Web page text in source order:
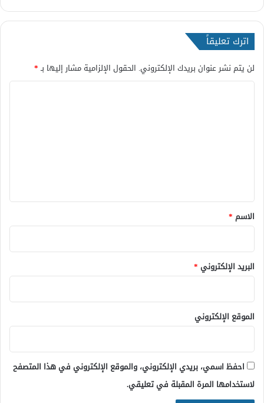
اترك تعليقاً
لن يتم نشر عنوان بريدك الإلكتروني. الحقول الإلزامية مشار إليها بـ*
*
الاسم *
البريد الإلكتروني *
الموقع الإلكتروني
احفظ اسمي، بريدي الإلكتروني، والموقع الإلكتروني في هذا المتصفح
لاستخدامها المرة المقبلة في تعليقي.